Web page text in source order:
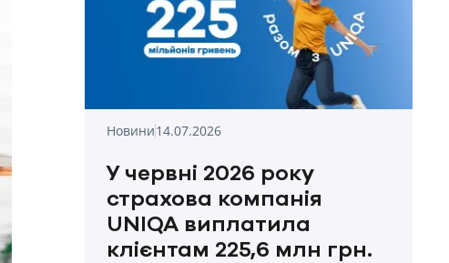
Новини14.07.2026
У червні 2026 року
страхова компанія
UNIQA виплатила
клієнтам 225,6 млн грн.